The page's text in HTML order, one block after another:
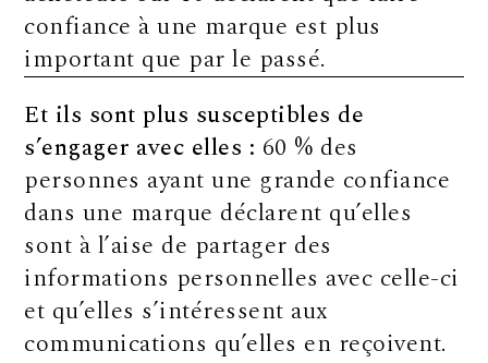
confiance à une marque est plus
important que par le passé.
Et ils sont plus susceptibles de
s’engager avec elles : 60 % des
personnes ayant une grande confiance
dans une marque déclarent qu’elles
sont à l’aise de partager des
informations personnelles avec celle-ci
et qu’elles s’intéressent aux
communications qu’elles en reçoivent.